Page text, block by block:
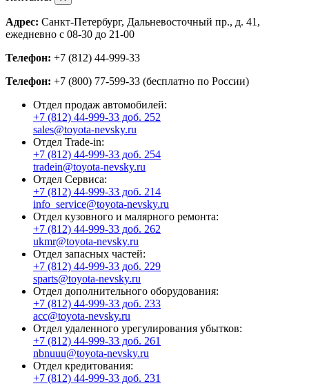
Адрес: Санкт-Петербург, Дальневосточный пр., д. 41,
ежедневно с 08-30 до 21-00
Телефон: +7 (812) 44-999-33
Телефон: +7 (800) 77-599-33 (бесплатно по России)
Отдел продаж автомобилей:
+7 (812) 44-999-33 доб. 252
sales@toyota-nevsky.ru
Отдел Trade-in:
+7 (812) 44-999-33 доб. 254
tradein@toyota-nevsky.ru
Отдел Сервиса:
+7 (812) 44-999-33 доб. 214
info_service@toyota-nevsky.ru
Отдел кузовного и малярного ремонта:
+7 (812) 44-999-33 доб. 262
ukmr@toyota-nevsky.ru
Отдел запасных частей:
+7 (812) 44-999-33 доб. 229
sparts@toyota-nevsky.ru
Отдел дополнительного оборудования:
+7 (812) 44-999-33 доб. 233
acc@toyota-nevsky.ru
Отдел удаленного урегулирования убытков:
+7 (812) 44-999-33 доб. 261
nbnuuu@toyota-nevsky.ru
Отдел кредитования:
+7 (812) 44-999-33 доб. 231